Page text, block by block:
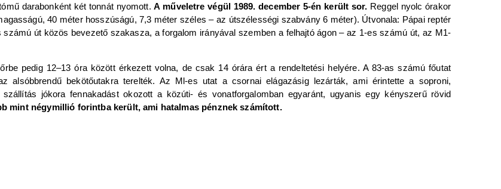
darabonként két tonnát nyomott.A műveletre végül 1989. december 5-én került sor. Reggel nyolc órakor
40 méter hosszúságú, 7,3 méter széles ‒ az útszélességi szabvány 6 méter). Útvonala: Pápai reptér
út közös bevezető szakasza, a forgalom irányával szemben a felhajtó ágon – az 1-es számú út, az M1-
pedig 12‒13 óra között érkezett volna, de csak 14 órára ért a rendeltetési helyére. A 83-as számú főutat
alsóbbrendű bekötőutakra terelték. Az Ml-es utat a csornai elágazásig lezárták, ami érintette a soproni,
jókora fennakadást okozott a közúti- és vonatforgalomban egyaránt, ugyanis egy kényszerű rövid
mint négymillió forintba került, ami hatalmas pénznek számított.